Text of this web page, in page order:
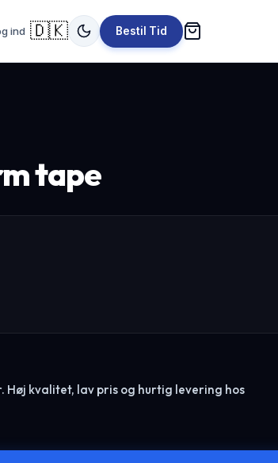
ind 🇩🇰 Bestil Tid
tape
Høj kvalitet, lav pris og hurtig levering hos